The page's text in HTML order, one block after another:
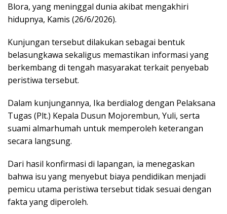
Blora, yang meninggal dunia akibat mengakhiri
hidupnya, Kamis (26/6/2026).
Kunjungan tersebut dilakukan sebagai bentuk
belasungkawa sekaligus memastikan informasi yang
berkembang di tengah masyarakat terkait penyebab
peristiwa tersebut.
Dalam kunjungannya, Ika berdialog dengan Pelaksana
Tugas (Plt.) Kepala Dusun Mojorembun, Yuli, serta
suami almarhumah untuk memperoleh keterangan
secara langsung.
Dari hasil konfirmasi di lapangan, ia menegaskan
bahwa isu yang menyebut biaya pendidikan menjadi
pemicu utama peristiwa tersebut tidak sesuai dengan
fakta yang diperoleh.